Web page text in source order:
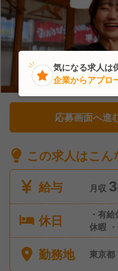
応募画面へ進
この求人はこん
給与
月収
休日
・有
休暇
による
勤続休
勤務地 東京都
気になる求人は
企業からアプロ